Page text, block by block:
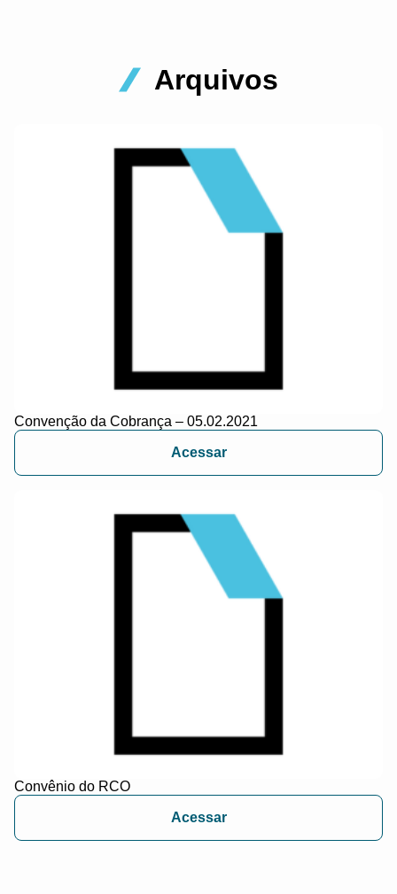
Arquivos
Convenção da Cobrança – 05.02.2021
Acessar
Convênio do RCO
Acessar